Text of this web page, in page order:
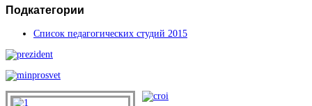
Подкатегории
Список педагогических студий 2015